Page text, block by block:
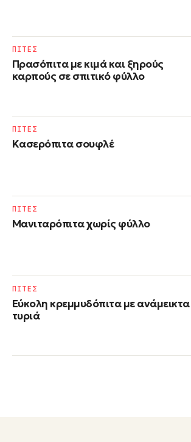
Πρασόπιτα με κιμά και ξηρούς
καρπούς σε σπιτικό φύλλο
ΠΙΤΕΣ
Kασερόπιτα σουφλέ
ΠΙΤΕΣ
Μανιταρόπιτα χωρίς φύλλο
ΠΙΤΕΣ
Εύκολη κρεμμυδόπιτα με ανάμεικτα
τυριά
ΠΙΤΕΣ